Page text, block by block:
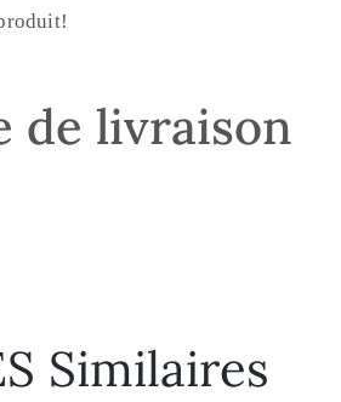
de livraison
Similaires